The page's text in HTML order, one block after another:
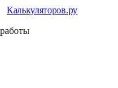
Калькуляторов.ру